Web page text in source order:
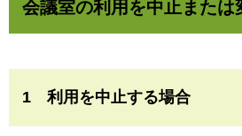
会議室の利用を中止または
1 利用を中止する場合